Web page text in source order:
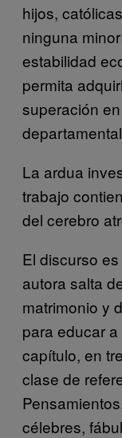
hijos,
ninguna
estabilidad
permita
superación
La ardua
trabajo
del cerebro
El discurso
autora salta
matrimonio y
para educar
capítulo, en
clase de
célebres,